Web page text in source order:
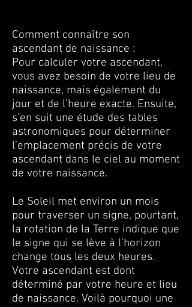
Comment connaître son
ascendant de naissance :
Pour calculer votre ascendant,
vous avez besoin de votre lieu de
naissance, mais également du
jour et de l’heure exacte. Ensuite,
s’en suit une étude des tables
astronomiques pour déterminer
l’emplacement précis de votre
ascendant dans le ciel au moment
de votre naissance.
Le Soleil met environ un mois
pour traverser un signe, pourtant,
la rotation de la Terre indique que
le signe qui se lève à l’horizon
change tous les deux heures.
Votre ascendant est dont
déterminé par votre heure et lieu
de naissance. Voilà pourquoi une